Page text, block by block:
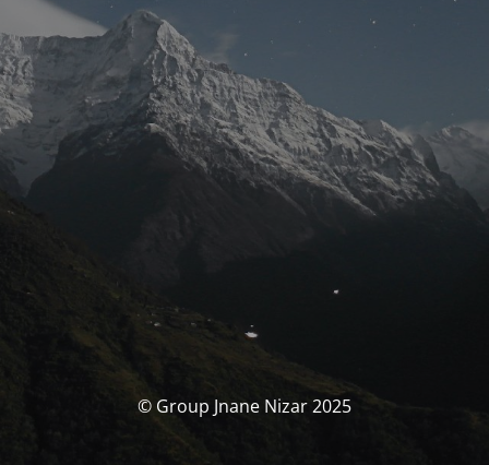
© Group Jnane Nizar 2025